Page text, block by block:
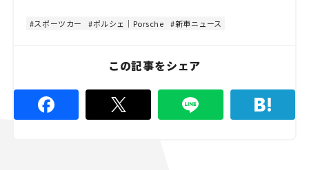
8
%
スポーツカー ポルシェ｜Porsche 新車ニュース
この記事をシェア